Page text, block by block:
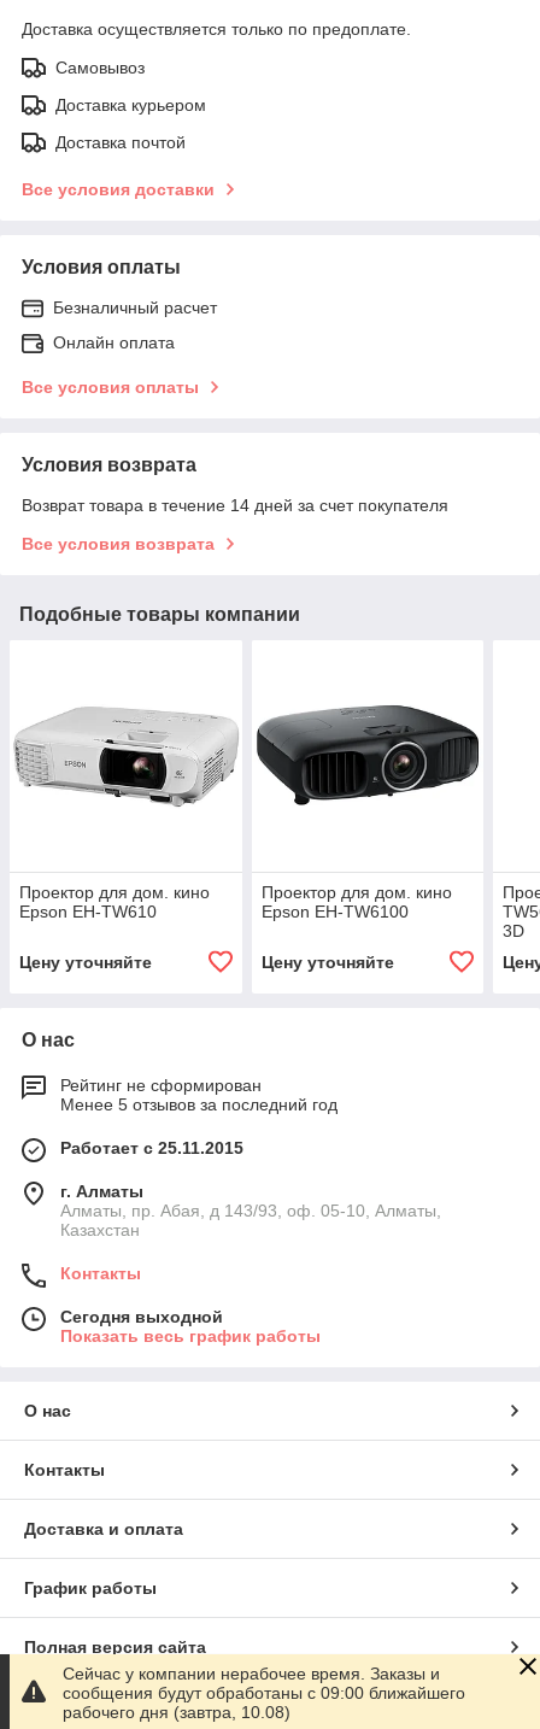
Доставка осуществляется только по предоплате.
Самовывоз
Доставка курьером
Доставка почтой
Все условия доставки
Условия оплаты
Безналичный расчет
Онлайн оплата
Все условия оплаты
Условия возврата
Возврат товара в течение 14 дней за счет покупателя
Все условия возврата
Подобные товары компании
Проектор для дом. кино
Epson EH-TW610
Цену уточняйте
Проектор для дом. кино
Epson EH-TW6100
Цену уточняйте
3D
О нас
Рейтинг не сформирован
Менее 5 отзывов за последний год
Работает с 25.11.2015
г. Алматы
Алматы, пр. Абая, д 143/93, оф. 05-10, Алматы,
Казахстан
Контакты
Сегодня выходной
Показать весь график работы
О нас
Контакты
Доставка и оплата
График работы
Полная версия сайта
Сайт создан на маркетплейсеSatu.kz
Сейчас у компании нерабочее время. Заказы и
сообщения будут обработаны с 09:00 ближайшего
рабочего дня (завтра, 10.08)